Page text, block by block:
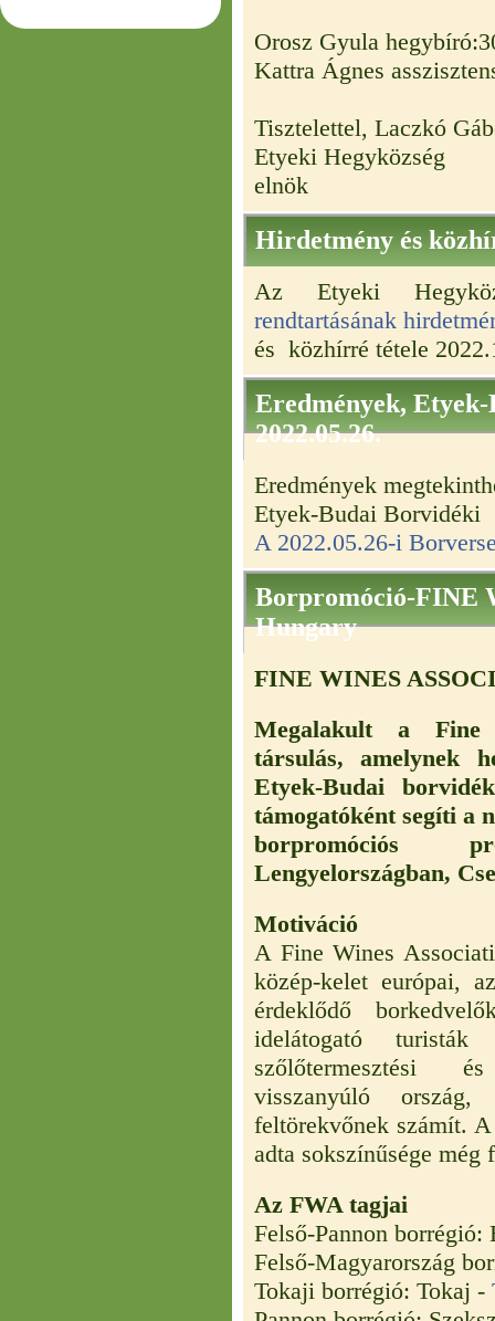
Orosz Gyula
Kattra Ágnes
Tisztelettel, Laczkó
Etyeki Hegyközség
elnök
Hirdetmény és
Az Etyeki
rendtartásának
és közhírré tétele
Eredmények,
2022.05.26.
Eredmények
Etyek-Budai Borvidéki
A 2022.05.26-i
Borpromóció-FINE
Hungary
FINE WINES
Megalakult a Fine
társulás, amelynek
Etyek-Budai
támogatóként segíti a
borpromóciós
Lengyelországban,
Motiváció
A Fine Wines
közép-kelet európai,
érdeklődő
idelátogató turisták
szőlőtermesztési
visszanyúló
feltörekvőnek számít.
adta sokszínűsége még
Az FWA tagjai
Felső-Pannon
Felső-Magyarország
Tokaji borrégió: Tokaj -